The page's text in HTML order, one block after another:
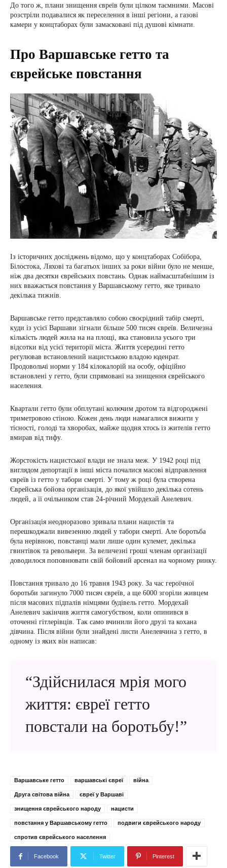
До того ж, плани знищення євреїв були цілком таємними. Масові
розстріли подавалися як переселення в інші регіони, а газові
камери у концтаборах були замасковані під душові кімнати.
Про Варшавське гетто та
єврейське повстання
Із історичних досліджень відомо, що у концтаборах Собібора,
Білостока, Ляхові та багатьох інших за роки війни було не менше,
ніж два десятки єврейських повстань. Однак наймасштабнішим із
них вважається повстання у Варшавському гетто, яке тривало
декілька тижнів.
Варшавське гетто представляло собою своєрідний табір смерті,
куди із усієї Варшави зігнали більше 500 тисяч євреїв. Величезна
кількість людей жила на на площі, яка становила усього три
відсотки від усієї території міста. Життя усередині гетто
регулював встановлений нацистською владою юденрат.
Продовольчі норми у 184 кілокалорій на особу, офіційно
встановлені у гетто, були спрямовані на знищення єврейського
населення.
Квартали гетто були обплутані колючим дротом та відгороджені
триметровою стіною. Кожен день люди намагалися вижити у
тісності, голоді та хворобах, майже щодня хтось із жителів гетто
вмирав від тифу.
Жорстокість нацистської влади не знала меж. У 1942 році під
виглядом депортації в інші міста почалися масові відправлення
євреїв із гетто у табори смерті. У тому ж році була створена
Єврейська бойова організація, до якої увійшло декілька сотень
людей, а її очільником став 24-річний Мордехай Анелевич.
Організація неодноразово зривала плани нацистів та
перешкоджали вивезенню людей у табори смерті. Але боротьба
була нерівною, повстанці мали лише один кулемет, декілька
гвинтівок та револьвери. За величезні гроші членам організації
доводилося поповнювати свій бойовий арсенал на чорному ринку.
Повстання тривало до 16 травня 1943 року. За час героїчної
боротьби загинуло 7000 тисяч євреїв, а ще 6000 згоріли живцем
після масових підпалів німцями будівель гетто. Мордехай
Анелевич закінчив життя самогубством, коли опинився в
оточенні гітлерівців. Так само вчинили його друзі та кохана
дівчина. Після війни були знайдені листи Анелевчина з гетто, в
одному із яких він написав:
“Здійснилася мрія мого
життя: євреї гетто
повстали на боротьбу!”
Варшавське гетто варшавські євреї війна
Друга світова війна євреї у Варшаві
знищення єврейського народу нацисти
повстання у Варшавському гетто подвиги єврейського народу
спротив єврейського населення
Facebook Twitter Pinterest